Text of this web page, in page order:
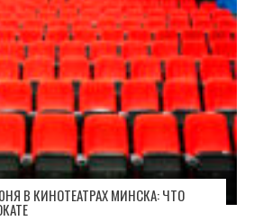
В КИНОТЕАТРАХ МИНСКА: ЧТО